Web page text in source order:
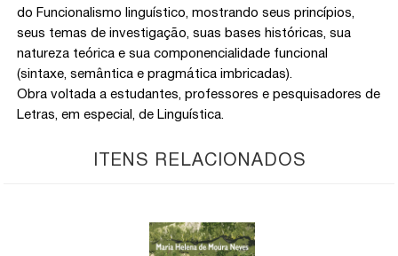
do Funcionalismo linguístico, mostrando seus princípios,
seus temas de investigação, suas bases históricas, sua
natureza teórica e sua componencialidade funcional
(sintaxe, semântica e pragmática imbricadas).
Obra voltada a estudantes, professores e pesquisadores de
Letras, em especial, de Linguística.
ITENS RELACIONADOS